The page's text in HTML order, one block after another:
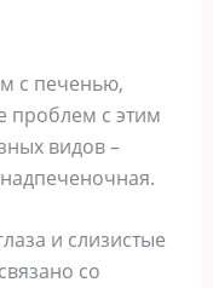
с печенью,
проблем с этим
видов –
и слизистые
со